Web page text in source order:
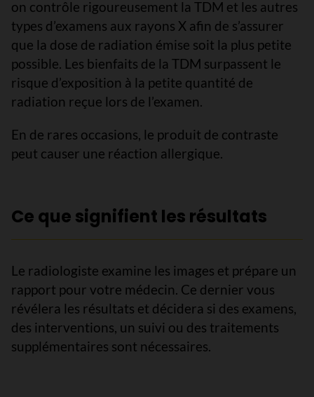
on contrôle rigoureusement la TDM et les autres
types d’examens aux rayons X afin de s’assurer
que la dose de radiation émise soit la plus petite
possible. Les bienfaits de la TDM surpassent le
risque d’exposition à la petite quantité de
radiation reçue lors de l’examen.
En de rares occasions, le produit de contraste
peut causer une réaction allergique.
Ce que signifient les résultats
Le radiologiste examine les images et prépare un
rapport pour votre médecin. Ce dernier vous
révélera les résultats et décidera si des examens,
des interventions, un suivi ou des traitements
supplémentaires sont nécessaires.